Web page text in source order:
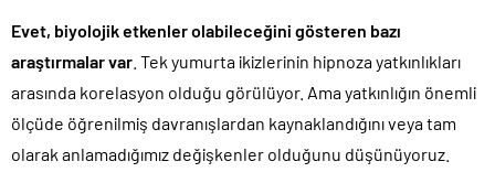
Evet, biyolojik etkenler olabileceğini gösteren bazı
araştırmalar var . Tek yumurta ikizlerinin hipnoza yatkınlıkları
arasında korelasyon olduğu görülüyor. Ama yatkınlığın önemli
ölçüde öğrenilmiş davranışlardan kaynaklandığını veya tam
olarak anlamadığımız değişkenler olduğunu düşünüyoruz.